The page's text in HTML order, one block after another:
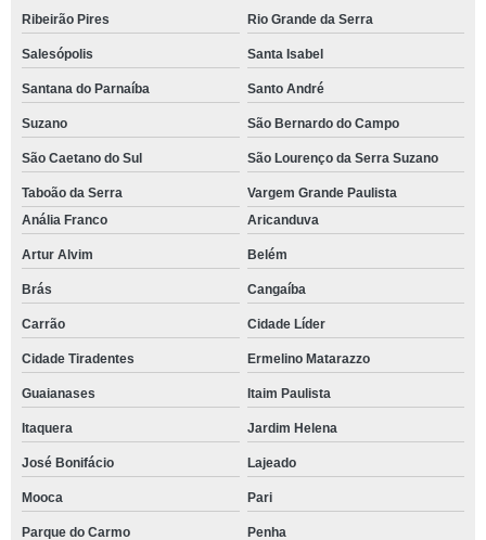
Ribeirão Pires Rio Grande da Serra
Salesópolis Santa Isabel
Santana do Parnaíba Santo André
Suzano São Bernardo do Campo
São Caetano do Sul São Lourenço da Serra Suzano
Taboão da Serra
Vargem Grande Paulista
Anália Franco
Aricanduva
Artur Alvim Belém
Brás Cangaíba
Carrão Cidade Líder
Cidade Tiradentes Ermelino Matarazzo
Guaianases Itaim Paulista
Itaquera Jardim Helena
José Bonifácio Lajeado
Mooca Pari
Parque do Carmo Penha